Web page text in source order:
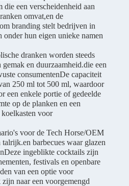
die een verscheidenheid aan
omvat,en de
branding stelt bedrijven in
onder hun eigen unieke namen
dranken worden steeds
en duurzaamheid.die een
consumentenDe capaciteit
250 ml tot 500 ml, waardoor
een enkele portie of gedeelde
op de planken en een
voor
voor de Tech Horse/OEM
barbecues waar glazen
ingeblikte cocktails zijn
festivals en openbare
van een optie voor
naar een voorgemengd